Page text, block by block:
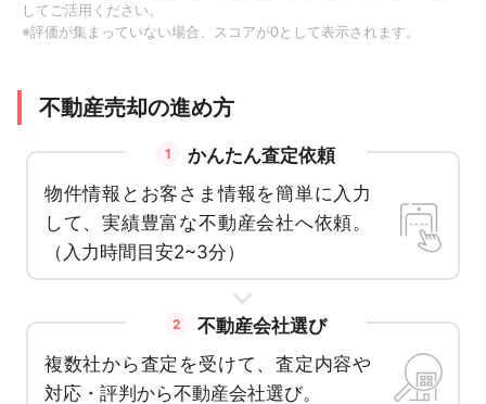
してご活用ください。
※評価が集まっていない場合、スコアが0として表示されます。
不動産売却の進め方
1
かんたん査定依頼
物件情報とお客さま情報を簡単に入力
して、実績豊富な不動産会社へ依頼。
（入力時間目安2~3分）
2
不動産会社選び
複数社から査定を受けて、査定内容や
対応・評判から不動産会社選び。